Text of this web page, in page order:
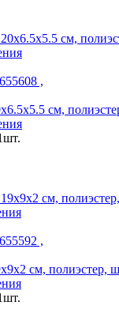
,
см,
,
см, полиэстер,